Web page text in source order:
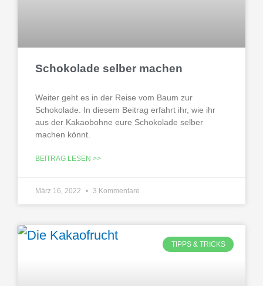
Schokolade selber machen
Weiter geht es in der Reise vom Baum zur
Schokolade. In diesem Beitrag erfahrt ihr, wie ihr
aus der Kakaobohne eure Schokolade selber
machen könnt.
BEITRAG LESEN >>
März 16, 2022 3 Kommentare
TIPPS & TRICKS